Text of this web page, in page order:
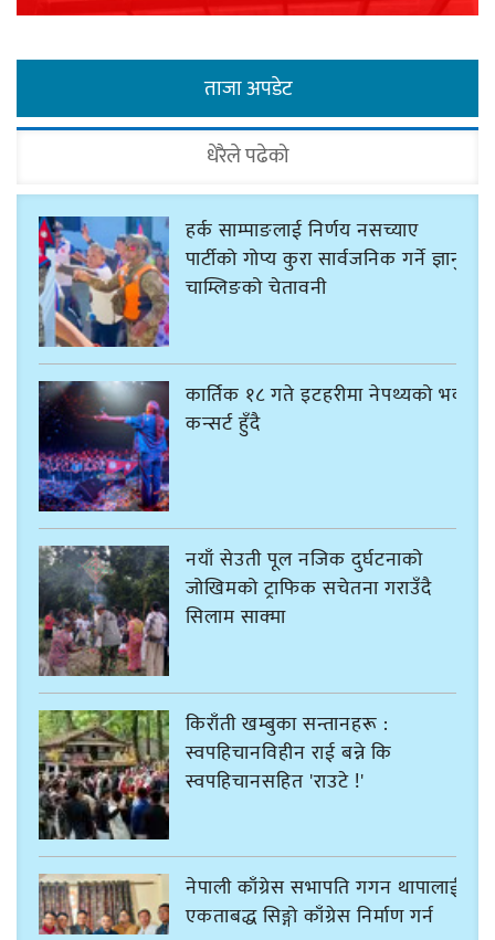
ताजा अपडेट
धेरैले पढेको
हर्क साम्पाङलाई निर्णय नसच्याए
पार्टीको गोप्य कुरा सार्वजनिक गर्ने ज्ञानु
चाम्लिङको चेतावनी
कार्तिक १८ गते इटहरीमा नेपथ्यको भव्य
कन्सर्ट हुँदै
नयाँ सेउती पूल नजिक दुर्घटनाको
जोखिमको ट्राफिक सचेतना गराउँदै
सिलाम साक्मा
किराँती खम्बुका सन्तानहरू :
स्वपहिचानविहीन राई बन्ने कि
स्वपहिचानसहित 'राउटे !'
नेपाली काँग्रेस सभापति गगन थापालाई
एकताबद्ध सिङ्गो काँग्रेस निर्माण गर्न